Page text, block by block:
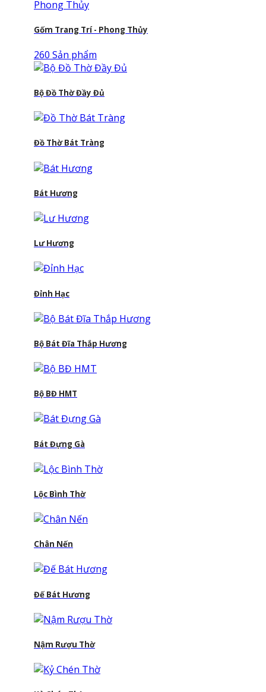
Gốm Trang Trí - Phong Thủy
260 Sản phẩm
Bộ Đồ Thờ Đầy Đủ
Đồ Thờ Bát Tràng
Bát Hương
Lư Hương
Đỉnh Hạc
Bộ Bát Đĩa Thắp Hương
Bộ BĐ HMT
Bát Đựng Gà
Lộc Bình Thờ
Chân Nến
Đế Bát Hương
Nậm Rượu Thờ